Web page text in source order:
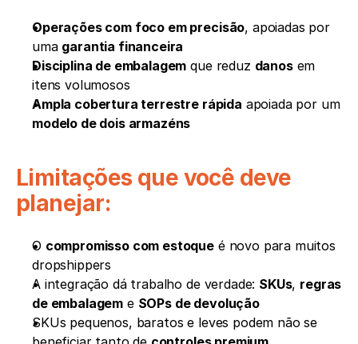
Operações com foco em precisão, apoiadas por
uma garantia financeira
Disciplina de embalagem que reduz danos em
itens volumosos
Ampla cobertura terrestre rápida
apoiada por um
modelo de dois armazéns
Limitações que você deve
planejar:
O compromisso com estoque é novo para muitos
dropshippers
A integração dá trabalho de verdade: SKUs, regras
de embalagem e SOPs de devolução
SKUs pequenos, baratos e leves podem não se